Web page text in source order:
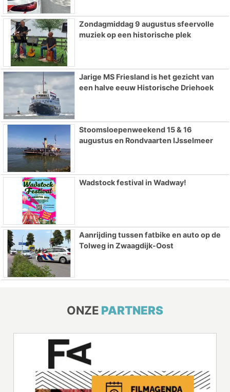
Zondagmiddag 9 augustus sfeervolle
muziek op een historische plek
Jarige MS Friesland is het gezicht van
een halve eeuw Historische Driehoek
Stoomsloepenweekend 15 & 16
augustus en Rondvaarten IJsselmeer
Wadstock festival in Wadway!
Aanrijding tussen fatbike en auto op de
Tolweg in Zwaagdijk-Oost
ONZE PARTNERS